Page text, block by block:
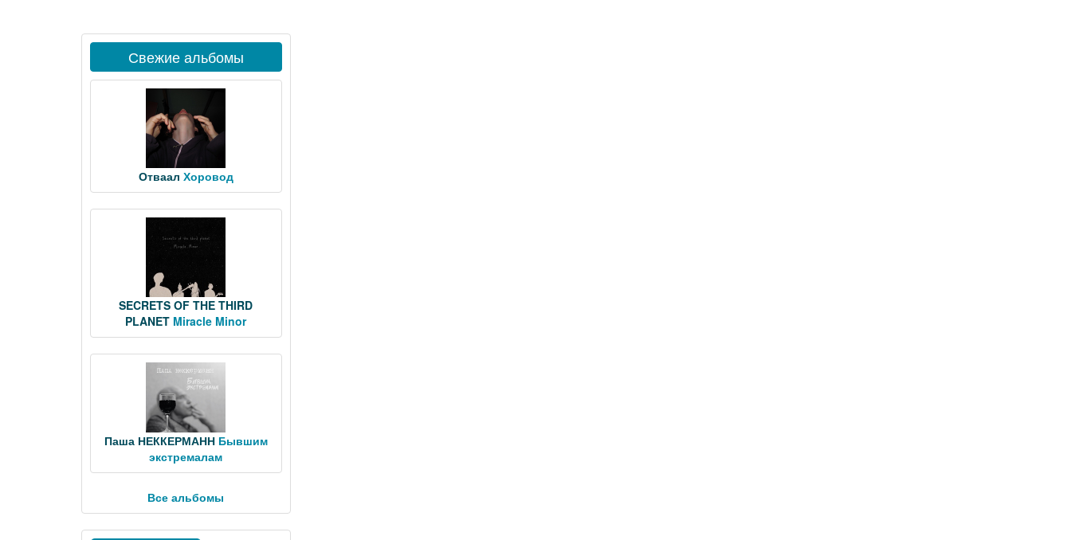
Свежие альбомы
Отваал Хоровод
SECRETS OF THE THIRD
PLANET Miracle Minor
Паша НЕККЕРМАНН Бывшим
экстремалам
Все альбомы